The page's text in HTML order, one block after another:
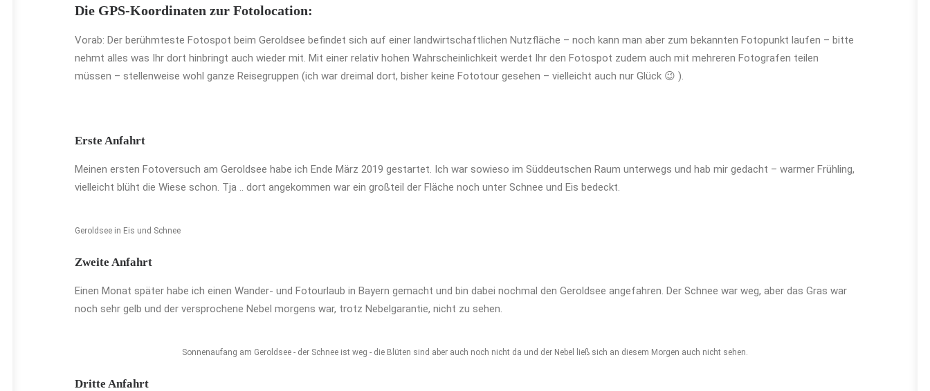
Die GPS-Koordinaten zur Fotolocation:
Vorab: Der berühmteste Fotospot beim Geroldsee befindet sich auf einer landwirtschaftlichen Nutzfläche – noch kann man aber zum bekannten Fotopunkt laufen – bitte
nehmt alles was Ihr dort hinbringt auch wieder mit. Mit einer relativ hohen Wahrscheinlichkeit werdet Ihr den Fotospot zudem auch mit mehreren Fotografen teilen
müssen – stellenweise wohl ganze Reisegruppen (ich war dreimal dort, bisher keine Fototour gesehen – vielleicht auch nur Glück 😉 ).
Erste Anfahrt
Meinen ersten Fotoversuch am Geroldsee habe ich Ende März 2019 gestartet. Ich war sowieso im Süddeutschen Raum unterwegs und hab mir gedacht – warmer Frühling,
vielleicht blüht die Wiese schon. Tja .. dort angekommen war ein großteil der Fläche noch unter Schnee und Eis bedeckt.
Geroldsee in Eis und Schnee
Zweite Anfahrt
Einen Monat später habe ich einen Wander- und Fotourlaub in Bayern gemacht und bin dabei nochmal den Geroldsee angefahren. Der Schnee war weg, aber das Gras war
noch sehr gelb und der versprochene Nebel morgens war, trotz Nebelgarantie, nicht zu sehen.
Sonnenaufang am Geroldsee - der Schnee ist weg - die Blüten sind aber auch noch nicht da und der Nebel ließ sich an diesem Morgen auch nicht sehen.
Dritte Anfahrt